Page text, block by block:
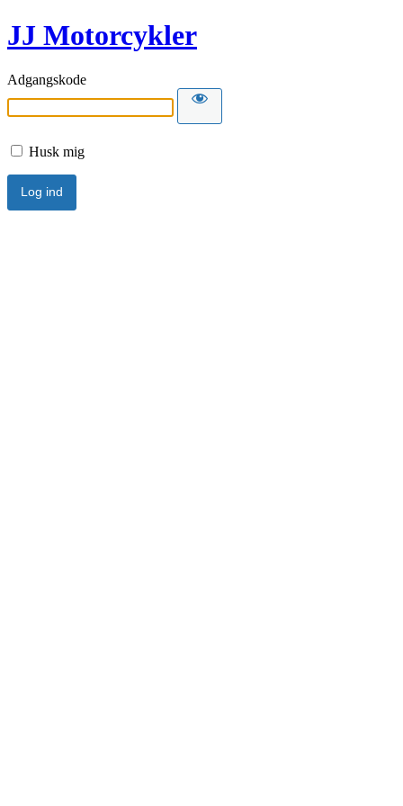
JJ Motorcykler
Adgangskode
Husk mig